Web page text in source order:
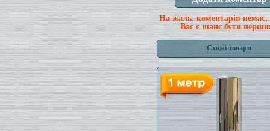
На жаль, коментарів немає,
Вас є шанс бути
Схожі товари